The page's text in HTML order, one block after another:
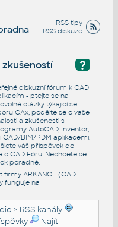
RSS tipy
RSS diskuze
?
zkušeností
diskuzní fórum k CAD
- ptejte se na
otázky týkající se
CAx, podělte se o vaše
a zkušenosti s
AutoCAD, Inventor,
CAD/BIM/PDM aplikacemi.
váš příspěvek do
o CAD Fóru. Nechcete se
poradně.
ARKANCE (CAD
funguje na
> RSS kanály
Najít